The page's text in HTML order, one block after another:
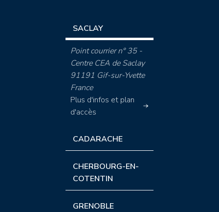
SACLAY
Point courrier n° 35 -
Centre CEA de Saclay
91191 Gif-sur-Yvette
France
Plus d'infos et plan
d'accès
CADARACHE
CHERBOURG-EN-
COTENTIN
GRENOBLE